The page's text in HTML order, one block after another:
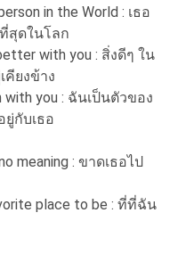
in the World : เธอ
สุดในโลก
with you : สิ่งดีๆ ใน
คียงข้าง
with you : ฉันเป็นตัวของ
กับเธอ
meaning : ขาดเธอไป
place to be : ที่ที่ฉัน